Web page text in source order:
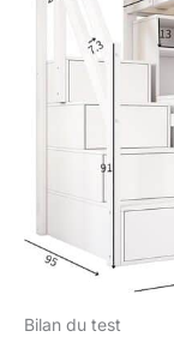
Bilan du test